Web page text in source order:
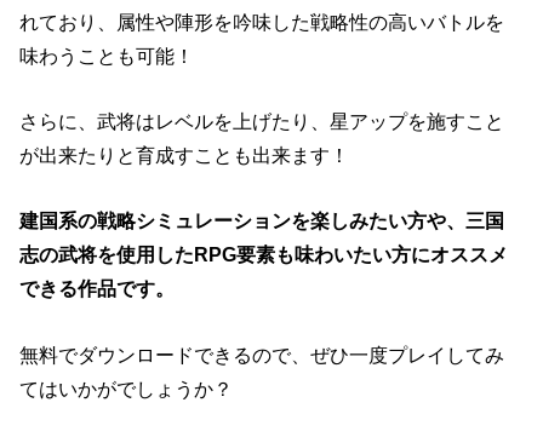
れており、属性や陣形を吟味した戦略性の高いバトルを
味わうことも可能！
さらに、武将はレベルを上げたり、星アップを施すこと
が出来たりと育成すことも出来ます！
建国系の戦略シミュレーションを楽しみたい方や、三国
志の武将を使用したRPG要素も味わいたい方にオススメ
できる作品です。
無料でダウンロードできるので、ぜひ一度プレイしてみ
てはいかがでしょうか？